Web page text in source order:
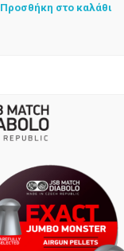
Προσθήκη στο καλάθι